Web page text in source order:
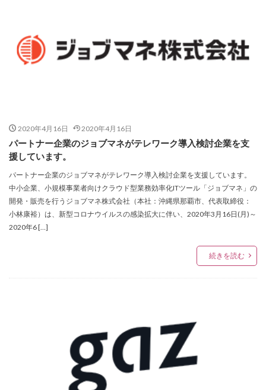
2020年4月16日 2020年4月16日
パートナー企業のジョブマネがテレワーク導入検討企業を支
援しています。
パートナー企業のジョブマネがテレワーク導入検討企業を支援しています。
中小企業、小規模事業者向けクラウド型業務効率化ITツール「ジョブマネ」の
開発・販売を行うジョブマネ株式会社（本社：沖縄県那覇市、代表取締役：
小林康裕）は、新型コロナウイルスの感染拡大に伴い、2020年3月16日(月)～
2020年6 […]
続きを読む